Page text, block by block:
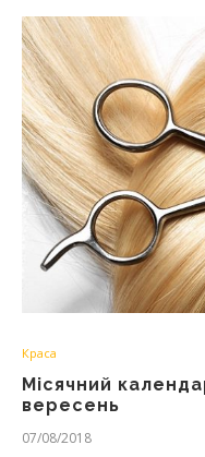
Краса
Місячний
вересень
07/08/2018